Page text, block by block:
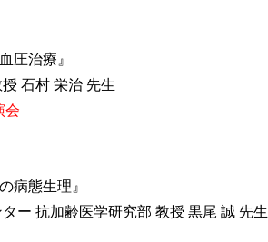
圧治療』
石村 栄治 先生
会
病態生理』
ー 抗加齢医学研究部 教授 黒尾 誠 先生